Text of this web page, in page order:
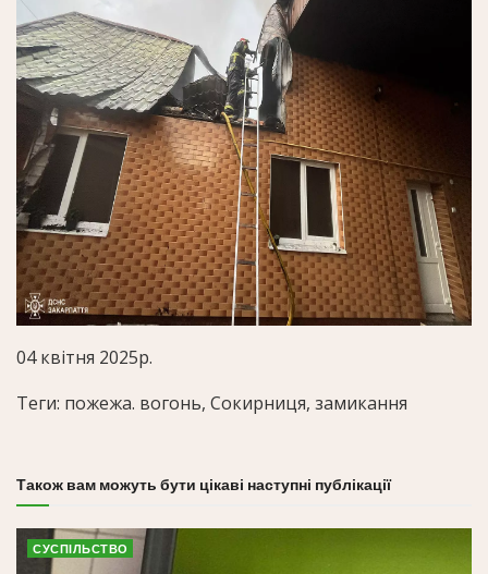
04 квітня 2025р.
Теги: пожежа. вогонь, Сокирниця, замикання
Також вам можуть бути цікаві наступні публікації
СУСПІЛЬСТВО